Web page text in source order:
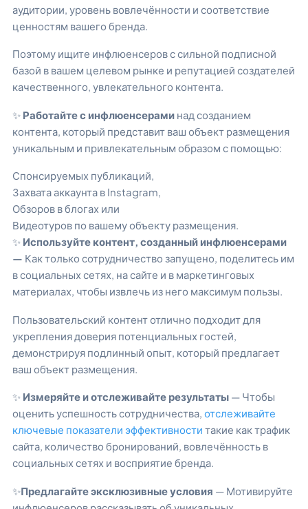
аудитории, уровень вовлечённости и соответствие
ценностям вашего бренда.
Поэтому ищите инфлюенсеров с сильной подписной
базой в вашем целевом рынке и репутацией создателей
качественного, увлекательного контента.
✨ Работайте с инфлюенсерами над созданием
контента, который представит ваш объект размещения
уникальным и привлекательным образом с помощью:
Спонсируемых публикаций,
Захвата аккаунта в Instagram,
Обзоров в блогах или
Видеотуров по вашему объекту размещения.
✨ Используйте контент, созданный инфлюенсерами
— Как только сотрудничество запущено, поделитесь им
в социальных сетях, на сайте и в маркетинговых
материалах, чтобы извлечь из него максимум пользы.
Пользовательский контент отлично подходит для
укрепления доверия потенциальных гостей,
демонстрируя подлинный опыт, который предлагает
ваш объект размещения.
✨ Измеряйте и отслеживайте результаты — Чтобы
оценить успешность сотрудничества, отслеживайте
ключевые показатели эффективности такие как трафик
сайта, количество бронирований, вовлечённость в
социальных сетях и восприятие бренда.
✨Предлагайте эксклюзивные условия — Мотивируйте